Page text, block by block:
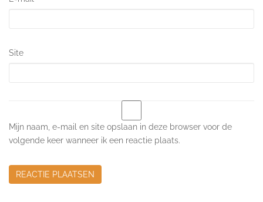
Site
Mijn naam, e-mail en site opslaan in deze browser voor de
volgende keer wanneer ik een reactie plaats.